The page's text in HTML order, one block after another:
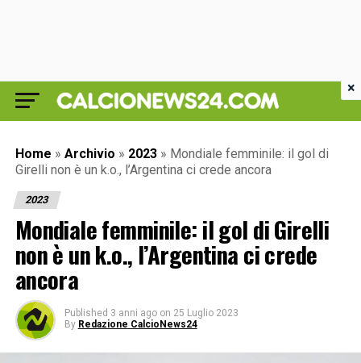
Home » Archivio » 2023 » Mondiale femminile: il gol di
Girelli non è un k.o., l’Argentina ci crede ancora
2023
Mondiale femminile: il gol di Girelli
non è un k.o., l’Argentina ci crede
ancora
Published 3 anni ago on 25 Luglio 2023
By Redazione CalcioNews24
×